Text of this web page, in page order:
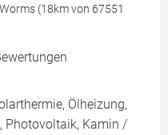
(18km von 67551
Ölheizung,
Photovoltaik, Kamin /